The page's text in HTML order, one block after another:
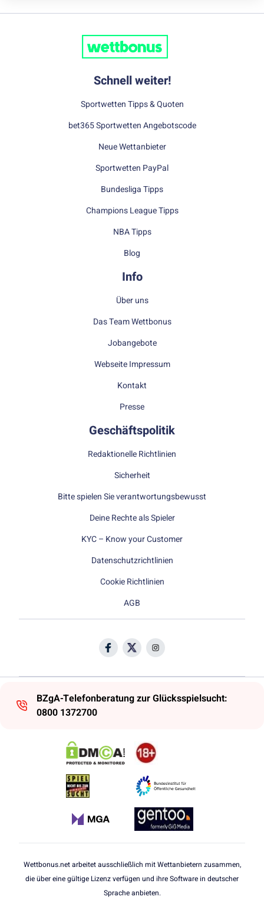
Schnell weiter!
Sportwetten Tipps & Quoten
bet365 Sportwetten Angebotscode
Neue Wettanbieter
Sportwetten PayPal
Bundesliga Tipps
Champions League Tipps
NBA Tipps
Blog
Info
Über uns
Das Team Wettbonus
Jobangebote
Webseite Impressum
Kontakt
Presse
Geschäftspolitik
Redaktionelle Richtlinien
Sicherheit
Bitte spielen Sie verantwortungsbewusst
Deine Rechte als Spieler
KYC – Know your Customer
Datenschutzrichtlinien
Cookie Richtlinien
AGB
BZgA-Telefonberatung zur Glücksspielsucht:
0800 1372700
Wettbonus.net arbeitet ausschließlich mit Wettanbietern zusammen,
die über eine gültige Lizenz verfügen und ihre Software in deutscher
Sprache anbieten.